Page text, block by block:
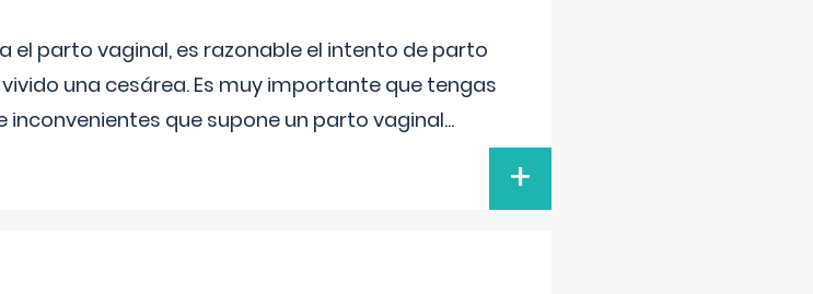
el parto vaginal, es razonable el intento de parto
una cesárea. Es muy importante que tengas
que supone un parto vaginal...
+